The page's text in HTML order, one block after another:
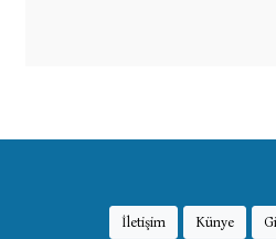
İletişim Künye